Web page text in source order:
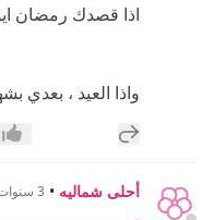
اذا قصدك رمضان
واذا العيد ، بعدي
إضافة رد جديد
أحلى شماليه • 3 سنوات